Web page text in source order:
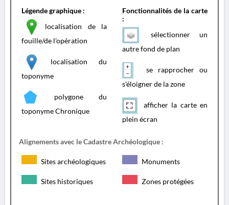
Légende graphique :
localisation de la
fouille/de l'opération
localisation du
toponyme
polygone du
toponyme Chronique
Fonctionnalités de la carte
:
sélectionner un
autre fond de plan
se rapprocher ou
s'éloigner de la zone
afficher la carte en
plein écran
Alignements avec le Cadastre Archéologique :
Sites archéologiques Monuments
Sites historiques Zones protégées